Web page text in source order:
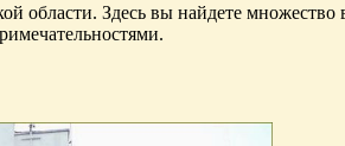
области. Здесь вы найдете множество